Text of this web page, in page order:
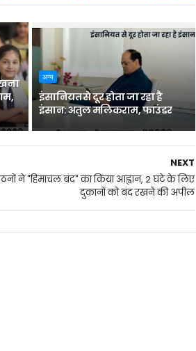
अन्य
इंसानियत से दूर होता जा रहा है
इंसान: अतुल मलिकराम, फाउंडर
NEXT
ने "हिमाचल बंद" का किया आह्वान, 2 घंटे के लिए
दुकानों को बंद रखने की अपील